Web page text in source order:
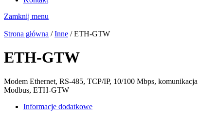
Zamknij menu
Strona główna /Inne / ETH-GTW
ETH-GTW
Modem Ethernet, RS-485, TCP/IP, 10/100 Mbps, komunikacja
Modbus, ETH-GTW
Informacje dodatkowe